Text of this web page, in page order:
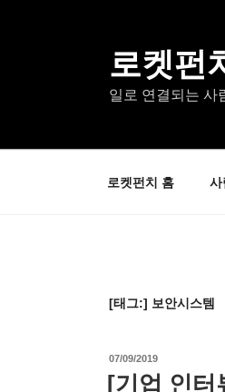
로켓펀
일로 연결되는 사
로켓펀치 홈 사
[태그:] 보안시스템
작
일
07/09/2019
[기업 인터